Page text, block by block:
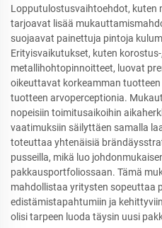
Lopputulostusvaihtoehdot, kuten
tarjoavat lisää
suojaavat painettuja pintoja
Erityisvaikutukset, kuten
metallihohtopinnoitteet, luovat
oikeuttavat korkeamman
tuotteen arvoperceptionia.
nopeisiin toimitusaikoihin
vaatimuksiin säilyttäen samalla
toteuttaa yhtenäisiä
pusseilla, mikä luo
pakkausportfoliossaan. Tämä
mahdollistaa yritysten sopeuttaa
edistämis­tapahtumiin ja
olisi tarpeen luoda täysin uusi